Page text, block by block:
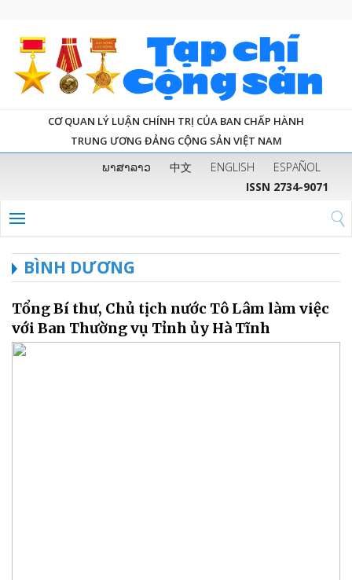
CƠ QUAN LÝ LUẬN CHÍNH TRỊ CỦA BAN CHẤP HÀNH
TRUNG ƯƠNG ĐẢNG CỘNG SẢN VIỆT NAM
ພາສາລາວ 中文 ENGLISH
ESPAÑOL
ISSN 2734-9071
BÌNH DƯƠNG
Tổng Bí thư, Chủ tịch nước Tô Lâm làm việc
với Ban Thường vụ Tỉnh ủy Hà Tĩnh